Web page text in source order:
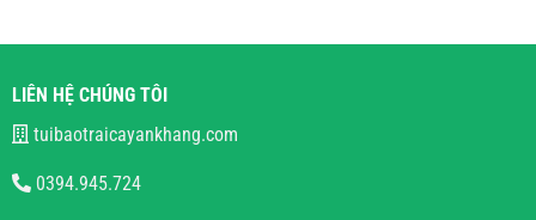
LIÊN HỆ CHÚNG TÔI
tuibaotraicayankhang.com
0394.945.724